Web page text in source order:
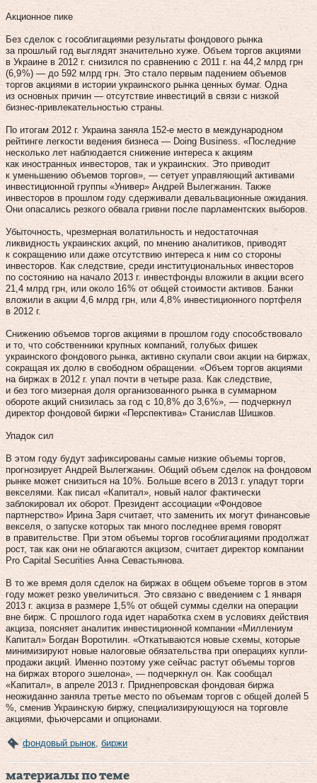
Акционное пике
Без сделок с гособлигациями результаты фондового рынка
за прошлый год выглядят значительно хуже. Объем торгов акциями
в Украине в 2012 г. снизился по сравнению с 2011 г. на 44,2 млрд грн
(6,9 %) — до 592 млрд грн. Это стало первым падением объемов
торгов акциями в истории украинского рынка ценных бумаг. Одна
из основных причин — отсутствие инвестиций в связи с низкой
бизнес-привлекательностью страны.
По итогам 2012 г. Украина заняла 152‑е место в международном
рейтинге легкости ведения бизнеса — Doing Business. «Последние
несколько лет наблюдается снижение интереса к акциям
как иностранных инвесторов, так и украинских. Это приводит
к уменьшению объемов торгов», — сетует управляющий активами
инвестиционной группы «Универ» Андрей Вылегжанин. Также
инвесторов в прошлом году сдерживали девальвационные ожидания.
Они опасались резкого обвала гривни после парламентских выборов.
Убыточность, чрезмерная волатильность и недостаточная
ликвидность украинских акций, по мнению аналитиков, приводят
к сокращению или даже отсутствию интереса к ним со стороны
инвесторов. Как следствие, среди институциональных инвесторов
по состоянию на начало 2013 г. инвестфонды вложили в акции всего
21,4 млрд грн, или около 16 % от общей стоимости активов. Банки
вложили в акции 4,6 млрд грн, или 4,8 % инвестиционного портфеля
в 2012 г.
Снижению объемов торгов акциями в прошлом году способствовало
и то, что собственники крупных компаний, голубых фишек
украинского фондового рынка, активно скупали свои акции на биржах,
сокращая их долю в свободном обращении. «Объем торгов акциями
на биржах в 2012 г. упал почти в четыре раза. Как следствие,
и без того мизерная доля организованного рынка в суммарном
обороте акций снизилась за год с 10,8 % до 3,6 %», — подчеркнул
директор фондовой биржи «Перспектива» Станислав Шишков.
Упадок сил
В этом году будут зафиксированы самые низкие объемы торгов,
прогнозирует Андрей Вылегжанин. Общий объем сделок на фондовом
рынке может снизиться на 10 %. Больше всего в 2013 г. упадут торги
векселями. Как писал «Капитал», новый налог фактически
заблокировал их оборот. Президент ассоциации «Фондовое
партнерство» Ирина Заря считает, что заменить их могут финансовые
векселя, о запуске которых так много последнее время говорят
в правительстве. При этом объемы торгов гособлигациями продолжат
рост, так как они не облагаются акцизом, считает директор компании
Pro Capital Securities Анна Севастьянова.
В то же время доля сделок на биржах в общем объеме торгов в этом
году может резко увеличиться. Это связано с введением с 1­ января
2013 г. акциза в размере 1,5 % от общей суммы сделки на операции
вне бирж. С прошлого года идет наработка схем в условиях действия
акциза, поясняет аналитик инвестиционной компании «Миллениум
Капитал» Богдан Воротилин. «Откатываются новые схемы, которые
минимизируют новые налоговые обязательства при операциях купли-
продажи акций. Именно поэтому уже сейчас растут объемы торгов
на биржах второго эшелона», — подчеркнул он. Как сообщал
«Капитал», в апреле 2013 г. Приднепровская фондовая биржа
неожиданно заняла третье место по объемам торгов с общей долей 5
%, сменив Украинскую биржу, специализирующуюся на торговле
акциями, фьючерсами и опционами.
фондовый рынок, биржи
материалы по теме